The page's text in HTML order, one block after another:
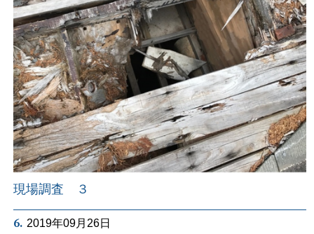
現場調査 ３
6. 2019年09月26日